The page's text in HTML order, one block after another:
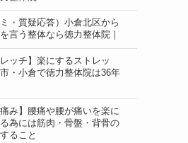
ミ・質疑応答）小倉北区から
言う整体なら徳力整体院｜
ッチ】楽にするストレッ
・小倉で徳力整体院は36年
痛み】腰痛や腰が痛いを楽に
為には筋肉・骨盤・背骨の
ること